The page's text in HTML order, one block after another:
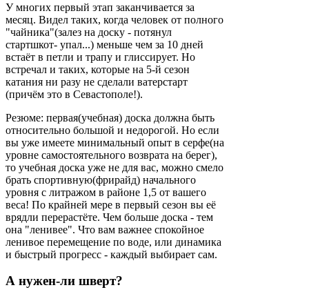
У многих первый этап заканчивается за
месяц. Видел таких, когда человек от полного
"чайника"(залез на доску - потянул
стартшкот- упал...) меньше чем за 10 дней
встаёт в петли и трапу и глиссирует. Но
встречал и таких, которые на 5-й сезон
катания ни разу не сделали ватерстарт
(причём это в Севастополе!).
Резюме: первая(учебная) доска должна быть
относительно большой и недорогой. Но если
вы уже имеете минимальный опыт в серфе(на
уровне самостоятельного возврата на берег),
то учебная доска уже не для вас, можно смело
брать спортивную(фрирайд) начального
уровня с литражом в районе 1,5 от вашего
веса! По крайней мере в первый сезон вы её
врядли перерастёте. Чем больше доска - тем
она "ленивее". Что вам важнее спокойное
ленивое перемещение по воде, или динамика
и быстрый прогресс - каждый выбирает сам.
А нужен-ли шверт?